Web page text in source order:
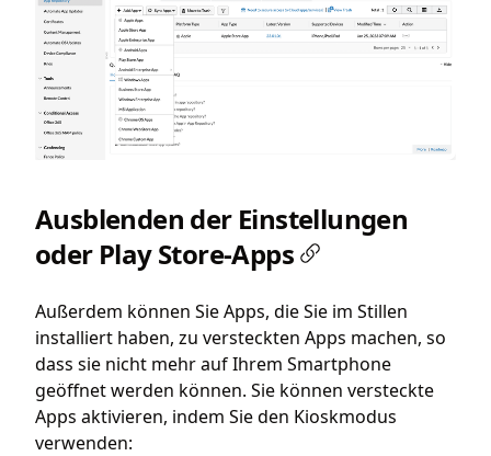
Ausblenden der Einstellungen
oder Play Store-Apps
Außerdem können Sie Apps, die Sie im Stillen
installiert haben, zu versteckten Apps machen, so
dass sie nicht mehr auf Ihrem Smartphone
geöffnet werden können. Sie können versteckte
Apps aktivieren, indem Sie den Kioskmodus
verwenden: